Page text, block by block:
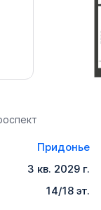
Придонье
3 кв. 2029 г.
14/18 эт.